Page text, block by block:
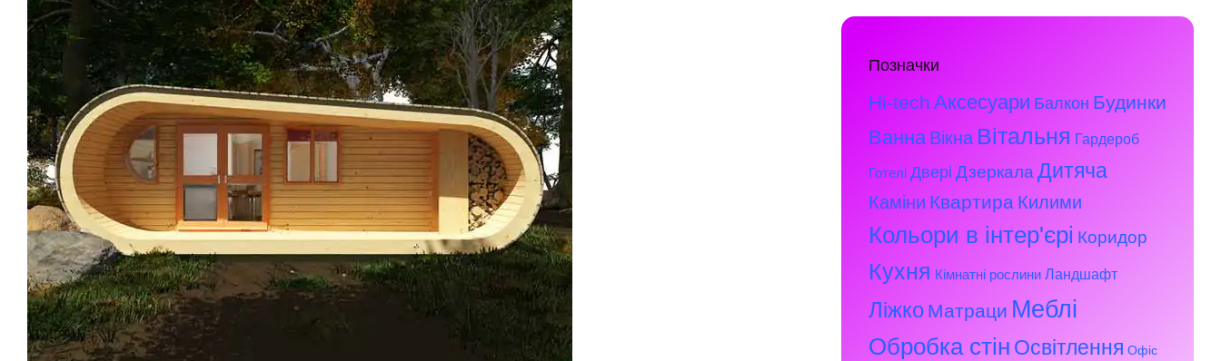
Позначки
Hi-tech Аксесуари Балкон Будинки
Ванна Вікна Вітальня Гардероб
Готелі Двері Дзеркала Дитяча
Каміни Квартира Килими
Кольори в інтер'єрі Коридор
Кухня Кімнатні рослини Ландшафт
Ліжко Матраци Меблі
Обробка стін Освітлення Офіс